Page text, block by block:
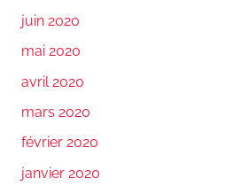
juin 2020
mai 2020
avril 2020
mars 2020
février 2020
janvier 2020